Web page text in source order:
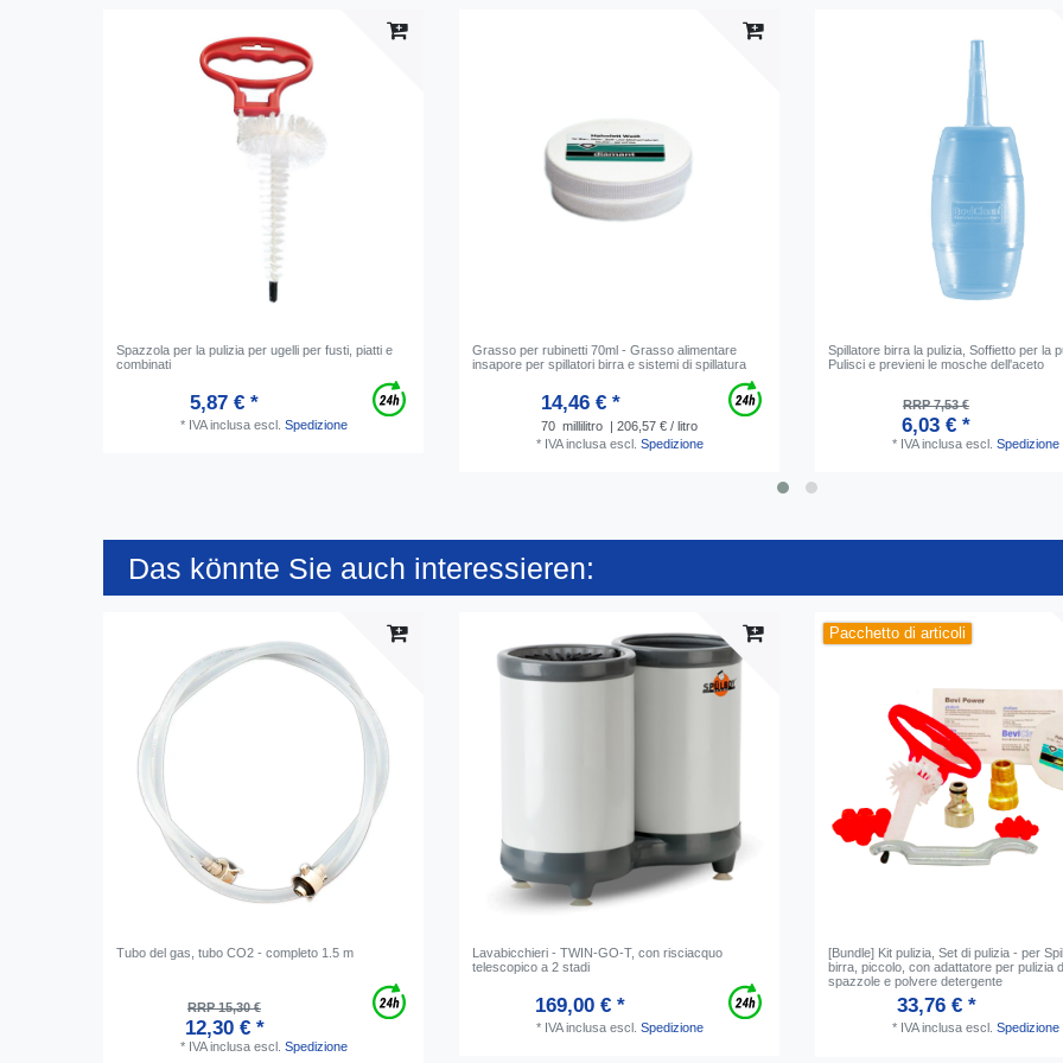
Spazzola per la pulizia per ugelli per fusti, piatti e
combinati
5,87 € *
* IVA inclusaescl. Spedizione
Grasso per rubinetti 70ml - Grasso alimentare
insapore per spillatori birra e sistemi di spillatura
14,46 € *
70 millilitro | 206,57 € / litro
* IVA inclusaescl. Spedizione
Spillatore birra la pulizia, Soffietto per la
Pulisci e previeni le mosche dell'aceto
RRP 7,53 €
6,03 € *
* IVA inclusaescl. Spedizione
Das könnte Sie auch interessieren:
Tubo del gas, tubo CO2 - completo 1.5 m
RRP 15,30 €
12,30 € *
* IVA inclusaescl. Spedizione
Lavabicchieri - TWIN-GO-T, con risciacquo
telescopico a 2 stadi
169,00 € *
* IVA inclusaescl. Spedizione
Pacchetto di articoli
[Bundle] Kit pulizia, Set di pulizia - per
birra, piccolo, con adattatore per pulizia
spazzole e polvere detergente
33,76 € *
* IVA inclusaescl. Spedizione